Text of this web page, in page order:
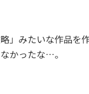
」みたいな作品を
かったな…。